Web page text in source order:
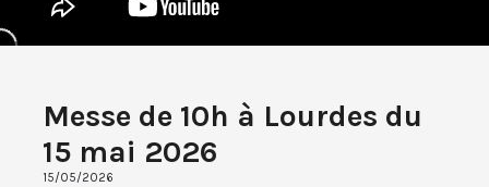
Messe de 10h à Lourdes du
15 mai 2026
15/05/2026